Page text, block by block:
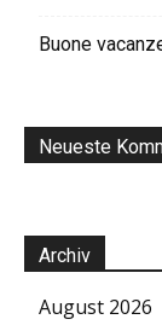
Buone
Neueste
Archiv
August 2026